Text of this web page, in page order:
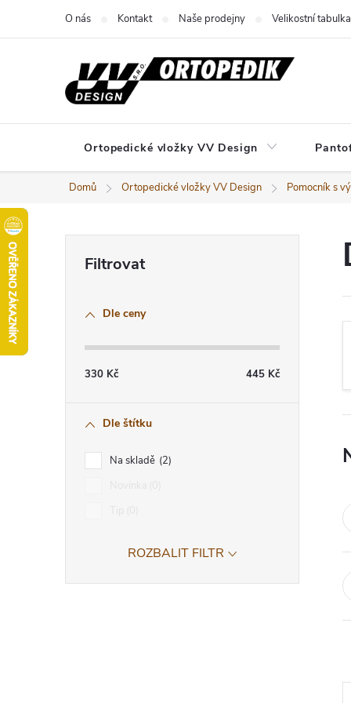
O nás Kontakt Naše prodejny Velikostní tabulka
Ortopedické vložky VV Design
Domů Ortopedické vložky VV Design Pomocník s
Dle ceny
330 Kč 445 Kč
Dle štítku
Na skladě 2
ROZBALIT FILTR